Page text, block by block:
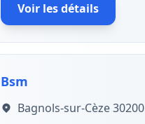
Voir les détails
Bsm
Bagnols-sur-Cèze 30200